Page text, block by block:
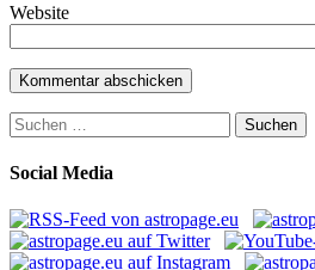
Website
Suchen
nach:
Social Media